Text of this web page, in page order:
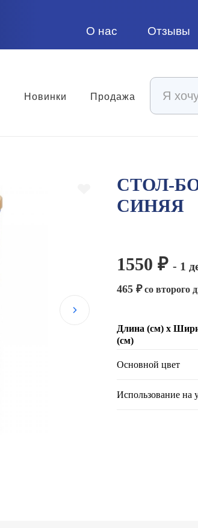
О нас Отзывы
Новинки Продажа
СТОЛ-
СИНЯЯ
1550 ₽ - 1
465 ₽со второго
Длина (см) х
(см)
Основной цвет
Использование на